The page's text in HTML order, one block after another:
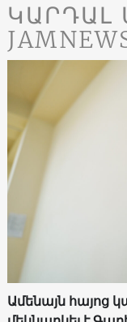
ԿԱՐԴԱԼ
Ամենայն հայոց